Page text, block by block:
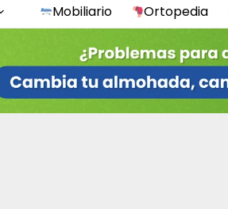
Mobiliario Ortopedia